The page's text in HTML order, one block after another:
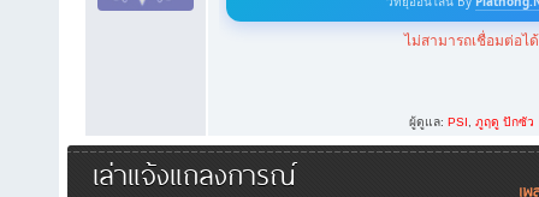
ผู้ดูแล: PSI, ภูฤดู ปักซัว
เล่าแจ้งแถลงการณ์